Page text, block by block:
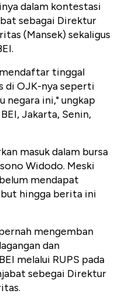
dalam kontestasi
sebagai Direktur
(Mansek) sekaligus
tinggal
di OJK-nya seperti
negara ini," ungkap
Jakarta, Senin,
masuk dalam bursa
Widodo. Meski
mendapat
hingga berita ini
mengemban
dan
melalui RUPS pada
sebegai Direktur